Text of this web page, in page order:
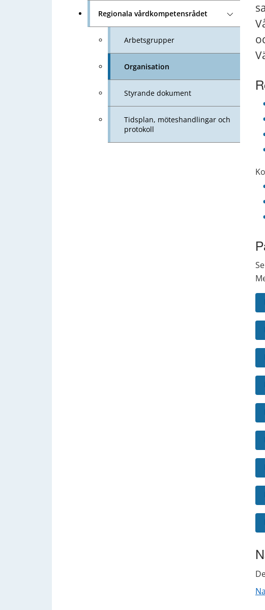
Regionala vårdkompetensrådet
Arbetsgrupper
Organisation
Styrande dokument
Tidsplan, möteshandlingar och
protokoll